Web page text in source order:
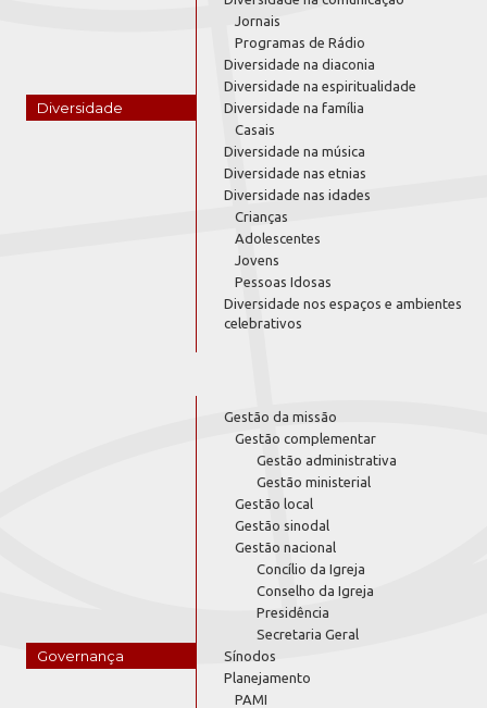
Diversidade
Jornais
Programas de Rádio
Diversidade na diaconia
Diversidade na espiritualidade
Diversidade na família
Casais
Diversidade na música
Diversidade nas etnias
Diversidade nas idades
Crianças
Adolescentes
Jovens
Pessoas Idosas
Diversidade nos espaços e ambientes
celebrativos
Governança
Gestão da missão
Gestão complementar
Gestão administrativa
Gestão ministerial
Gestão local
Gestão sinodal
Gestão nacional
Concílio da Igreja
Conselho da Igreja
Presidência
Secretaria Geral
Sínodos
Planejamento
PAMI